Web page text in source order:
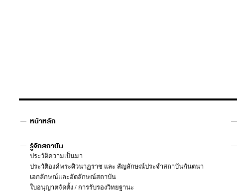
หน้าหลัก
รู้จักสถาบัน
ประวัติความเป็นมา
ประวัติองค์พระศิวนาฏราช และ สัญลักษณ์ประจำสถาบันกันตนา
เอกลักษณ์และอัตลักษณ์สถาบัน
ใบอนุญาตจัดตั้ง / การรับรองวิทยฐานะ